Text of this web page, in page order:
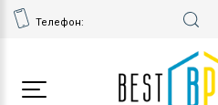
Телефон: